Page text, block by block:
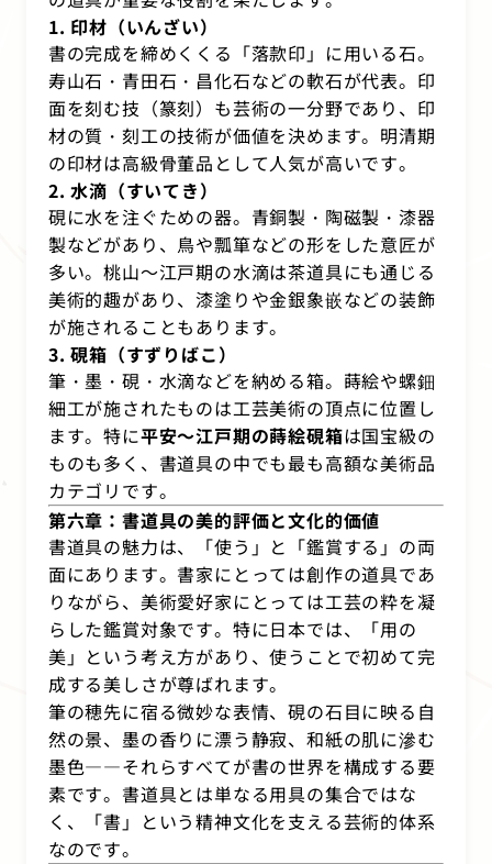
1. 印材（いんざい）
書の完成を締めくくる「落款印」に用いる石。
寿山石・青田石・昌化石などの軟石が代表。印
面を刻む技（篆刻）も芸術の一分野であり、印
材の質・刻工の技術が価値を決めます。明清期
の印材は高級骨董品として人気が高いです。
2. 水滴（すいてき）
硯に水を注ぐための器。青銅製・陶磁製・漆器
製などがあり、鳥や瓢箪などの形をした意匠が
多い。桃山～江戸期の水滴は茶道具にも通じる
美術的趣があり、漆塗りや金銀象嵌などの装飾
が施されることもあります。
3. 硯箱（すずりばこ）
筆・墨・硯・水滴などを納める箱。蒔絵や螺鈿
細工が施されたものは工芸美術の頂点に位置し
ます。特に平安～江戸期の蒔絵硯箱は国宝級の
ものも多く、書道具の中でも最も高額な美術品
カテゴリです。
第六章：書道具の美的評価と文化的価値
書道具の魅力は、「使う」と「鑑賞する」の両
面にあります。書家にとっては創作の道具であ
りながら、美術愛好家にとっては工芸の粋を凝
らした鑑賞対象です。特に日本では、「用の
美」という考え方があり、使うことで初めて完
成する美しさが尊ばれます。
筆の穂先に宿る微妙な表情、硯の石目に映る自
然の景、墨の香りに漂う静寂、和紙の肌に滲む
墨色――それらすべてが書の世界を構成する要
素です。書道具とは単なる用具の集合ではな
く、「書」という精神文化を支える芸術的体系
なのです。